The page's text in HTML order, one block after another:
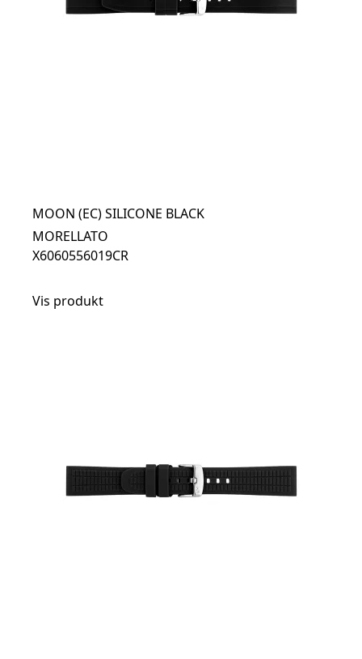
MOON (EC) SILICONE BLACK
MORELLATO
X6060556019CR
Vis produkt